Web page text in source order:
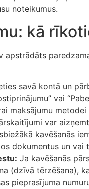
noteikumus.
kā
apstrādāts
savā kontā un
vai
maksājumu
var
kavēšanās
dokumentus un vai
Ja kavēšanās
(dzīvā tērzēšana),
pieprasījuma